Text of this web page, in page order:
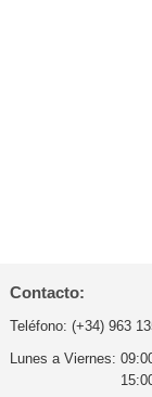
Contacto:
Teléfono: (+34) 963
Lunes a Viernes: